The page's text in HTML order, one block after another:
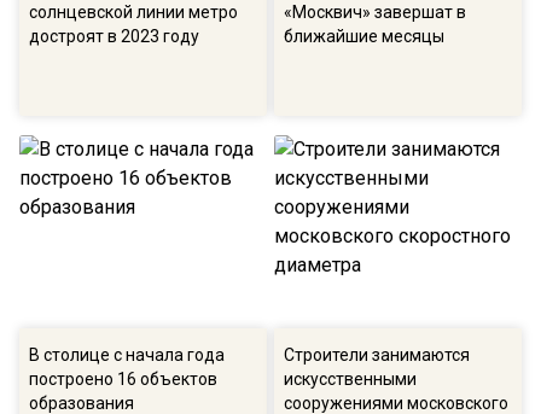
солнцевской линии метро
достроят в 2023 году
«Москвич» завершат в
ближайшие месяцы
В столице с начала года
построено 16 объектов
образования
Строители занимаются
искусственными
сооружениями московского